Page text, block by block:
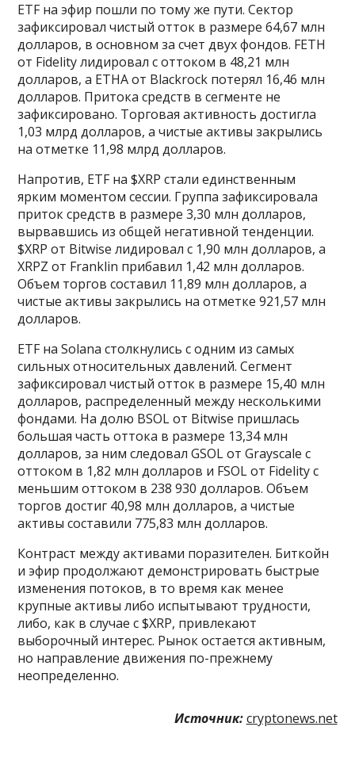
ETF на эфир пошли по тому же пути. Сектор
зафиксировал чистый отток в размере 64,67 млн
долларов, в основном за счет двух фондов. FETH
от Fidelity лидировал с оттоком в 48,21 млн
долларов, а ETHA от Blackrock потерял 16,46 млн
долларов. Притока средств в сегменте не
зафиксировано. Торговая активность достигла
1,03 млрд долларов, а чистые активы закрылись
на отметке 11,98 млрд долларов.
Напротив, ETF на $XRP стали единственным
ярким моментом сессии. Группа зафиксировала
приток средств в размере 3,30 млн долларов,
вырвавшись из общей негативной тенденции.
$XRP от Bitwise лидировал с 1,90 млн долларов, а
XRPZ от Franklin прибавил 1,42 млн долларов.
Объем торгов составил 11,89 млн долларов, а
чистые активы закрылись на отметке 921,57 млн
долларов.
ETF на Solana столкнулись с одним из самых
сильных относительных давлений. Сегмент
зафиксировал чистый отток в размере 15,40 млн
долларов, распределенный между несколькими
фондами. На долю BSOL от Bitwise пришлась
большая часть оттока в размере 13,34 млн
долларов, за ним следовал GSOL от Grayscale с
оттоком в 1,82 млн долларов и FSOL от Fidelity с
меньшим оттоком в 238 930 долларов. Объем
торгов достиг 40,98 млн долларов, а чистые
активы составили 775,83 млн долларов.
Контраст между активами поразителен. Биткойн
и эфир продолжают демонстрировать быстрые
изменения потоков, в то время как менее
крупные активы либо испытывают трудности,
либо, как в случае с $XRP, привлекают
выборочный интерес. Рынок остается активным,
но направление движения по-прежнему
неопределенно.
Источник: cryptonews.net